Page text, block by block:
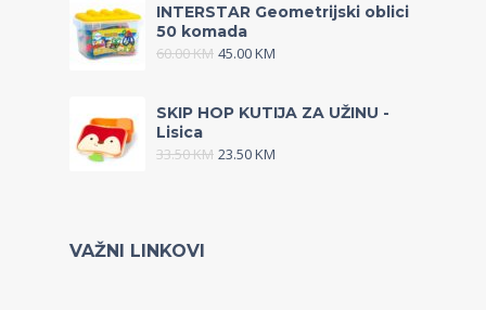
INTERSTAR Geometrijski oblici
50 komada
60.00KM 45.00KM
SKIP HOP KUTIJA ZA UŽINU -
Lisica
33.50KM 23.50KM
VAŽNI LINKOVI